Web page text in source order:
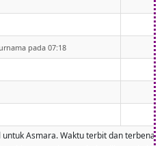
pada 07:18
Asmara. Waktu terbit dan